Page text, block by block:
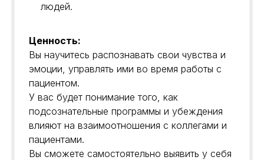
людей.
Ценность:
Вы научитесь распознавать свои чувства и
эмоции, управлять ими во время работы с
пациентом.
У вас будет понимание того, как
подсознательные программы и убеждения
влияют на взаимоотношения с коллегами и
пациентами.
Вы сможете самостоятельно выявить у себя